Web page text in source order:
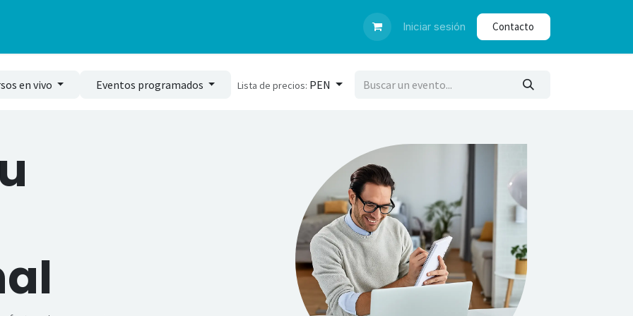
Validar certificado Iniciar sesión Contacto
en vivo Eventos programados Lista de precios: PEN